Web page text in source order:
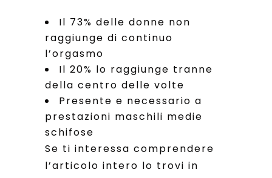
Il 73% delle donne non
raggiunge di continuo
l’orgasmo
Il 20% lo raggiunge tranne
della centro delle volte
Presente e necessario a
prestazioni maschili medie
schifose
Se ti interessa comprendere
l’articolo intero lo trovi in